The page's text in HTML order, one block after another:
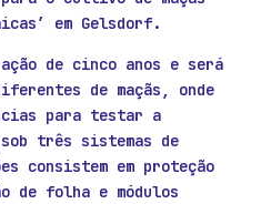
em Gelsdorf.
de cinco anos e será
de maçãs, onde
para testar a
três sistemas de
consistem em proteção
de folha e módulos